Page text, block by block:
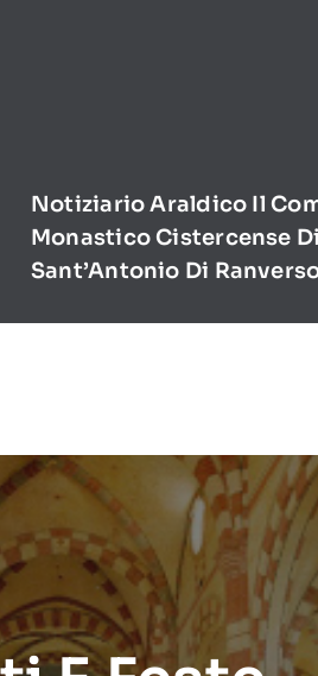
Notiziario Araldico Il
Monastico Cistercense Di
Sant’Antonio Di